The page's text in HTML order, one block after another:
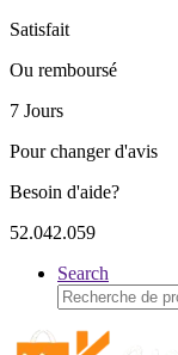
Satisfait
Ou remboursé
7 Jours
Pour changer d'avis
Besoin d'aide?
52.042.059
Search
Recherche
pour :